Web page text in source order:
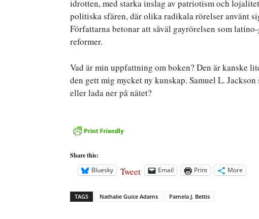
idrotten, med starka inslag av patriotism och
politiska sfären, där olika radikala rörelser använt
Författarna betonar att såväl gayrörelsen som
reformer.
Vad är min uppfattning om boken? Den är kanske
den gett mig mycket ny kunskap. Samuel L.
eller lada ner på nätet?
Share this:
Bluesky
Tweet Email Print More
TAGS Nathalie Guice Adams Pamela J. Bettis